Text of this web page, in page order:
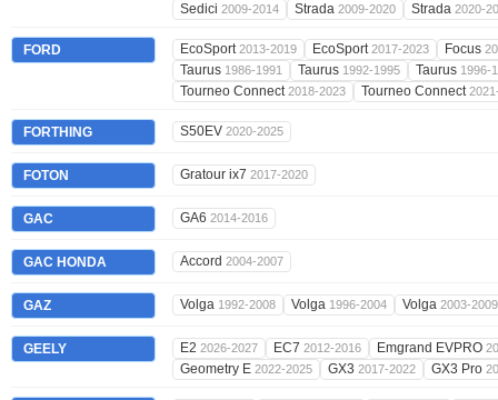
Sedici 2009-2014 Strada 2009-2020 Strada 2020-
FORD EcoSport2013-2019 EcoSport2017-2023 Focus
Taurus 1986-1991 Taurus 1992-1995 Taurus 1996-
Tourneo Connect2018-2023 Tourneo Connect
FORTHING S50EV 2020-2025
FOTON Gratour ix7 2017-2020
GAC GA6 2014-2016
GAC HONDA Accord 2004-2007
GAZ Volga 1992-2008 Volga 1996-2004 Volga 2003-2009
GEELY E2 2026-2027 EC7 2012-2016 Emgrand EVPRO
Geometry E 2022-2025 GX3 2017-2022 GX3 Pro